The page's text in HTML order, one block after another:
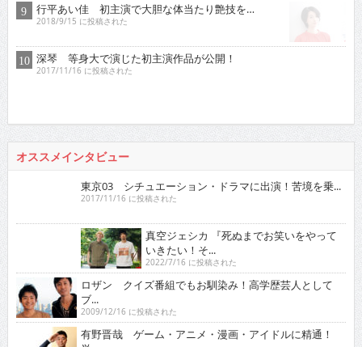
行平あい佳 初主演で大胆な体当たり艶技を…
2018/9/15 に投稿された
深琴 等身大で演じた初主演作品が公開！
2017/11/16 に投稿された
オススメインタビュー
東京03 シチュエーション・ドラマに出演！苦境を乗...
2022/7/16 に投稿された
ロザン クイズ番組でもお馴染み！高学歴芸人として
ブ...
2009/12/16 に投稿された
有野晋哉 ゲーム・アニメ・漫画・アイドルに精通！
単...
2017/5/16 に投稿された